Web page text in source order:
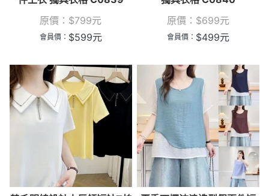
原價： $799元
會員價： $599元
原價： $699元
會員價： $499元